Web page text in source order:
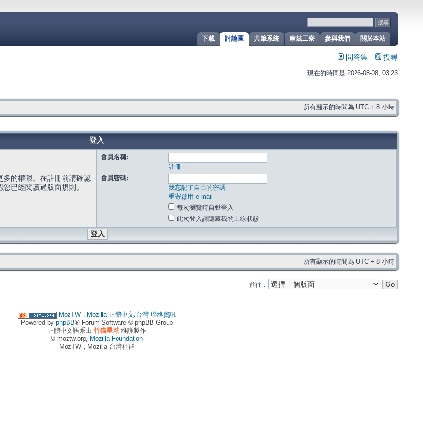
關於本站
參與我們
摩茲工寮
共筆系統
討論區
下載
問答集 搜尋
現在的時間是 2026-08-08, 03:23
所有顯示的時間為 UTC + 8 小時
登入
多的權限。在註冊前請確認
已經閱讀過版面規則。
會員名稱:
註冊
會員密碼:
我忘記了自己的密碼
重寄啟用 e-mail
每次瀏覽時自動登入
此次登入請隱藏我的上線狀態
所有顯示的時間為 UTC + 8 小時
前往 :
MozTW，Mozilla 正體中文/台灣 聯絡資訊
Powered by phpBB® Forum Software © phpBB Group
正體中文語系由 竹貓星球維護製作
© moztw.org, Mozilla Foundation
MozTW，Mozilla 台灣社群